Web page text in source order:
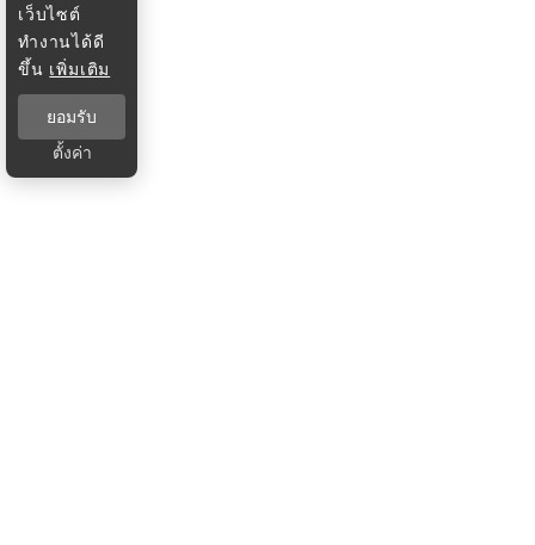
เว็บไซต์
ทำงานได้ดี
ขึ้น เพิ่มเติม
ยอมรับ
ตั้งค่า